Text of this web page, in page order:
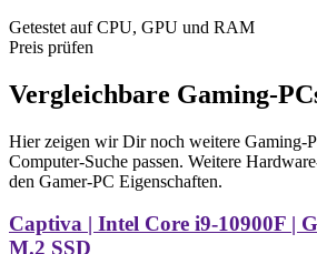
Getestet auf CPU, GPU und RAM
Preis prüfen
Vergleichbare Gaming-
Hier zeigen wir Dir noch weitere Gaming-
Computer-Suche passen. Weitere
den Gamer-PC Eigenschaften.
Captiva | Intel Core i9-10900F |
M.2 SSD